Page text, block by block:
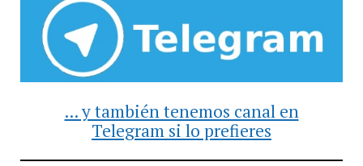
... y también tenemos canal en
Telegram si lo prefieres